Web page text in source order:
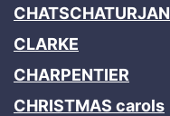
CHATSCHATURJAN
CLARKE
CHARPENTIER
CHRISTMAS carols